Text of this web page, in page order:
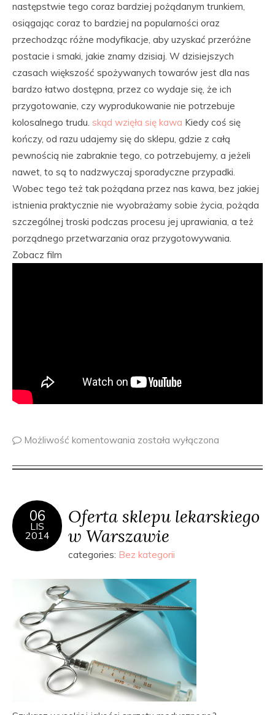
następstwie tego coraz bardziej pożądanym trunkiem,
osiągając coraz to bardziej na popularności oraz
przechodząc różne modyfikacje, aby uzyskać przeróżne
postacie i smaki, jakie znamy dzisiaj. W dzisiejszych
czasach większość spożywanych towarów jest dla nas
bardzo łatwo dostępna, przez co wydaje się, że ich
przygotowanie, czy wyprodukowanie nie potrzebuje
kolosalnego trudu. skąd wzięła się kawa Kiedy coś się
kończy, od razu udajemy się do sklepu, gdzie z całą
pewnością nie zabraknie tego, co potrzebujemy, a jeżeli
nawet, to są to nadzwyczaj sporadyczne przypadki.
Wobec tego też tak pożądana przez nas kawa, bez jakiej
istnienia praktycznie nie wyobrażamy sobie życia, pożąda
szczególnej troski podczas procesu jej uprawiania, a też
porządnego przetwarzania oraz przygotowywania.
Zobacz film
Możliwość komentowania została wyłączona
06
LIS
2014
Oferta sklepu lekarskiego
w Warszawie
categories: Bez kategorii